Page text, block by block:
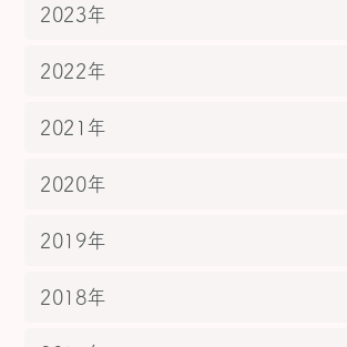
2023年
2022年
2021年
2020年
2019年
2018年